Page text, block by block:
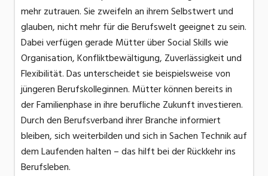
mehr zutrauen. Sie zweifeln an ihrem Selbstwert und
glauben, nicht mehr für die Berufswelt geeignet zu sein.
Dabei verfügen gerade Mütter über Social Skills wie
Organisation, Konfliktbewältigung, Zuverlässigkeit und
Flexibilität. Das unterscheidet sie beispielsweise von
jüngeren Berufskolleginnen. Mütter können bereits in
der Familienphase in ihre berufliche Zukunft investieren.
Durch den Berufsverband ihrer Branche informiert
bleiben, sich weiterbilden und sich in Sachen Technik auf
dem Laufenden halten – das hilft bei der Rückkehr ins
Berufsleben.